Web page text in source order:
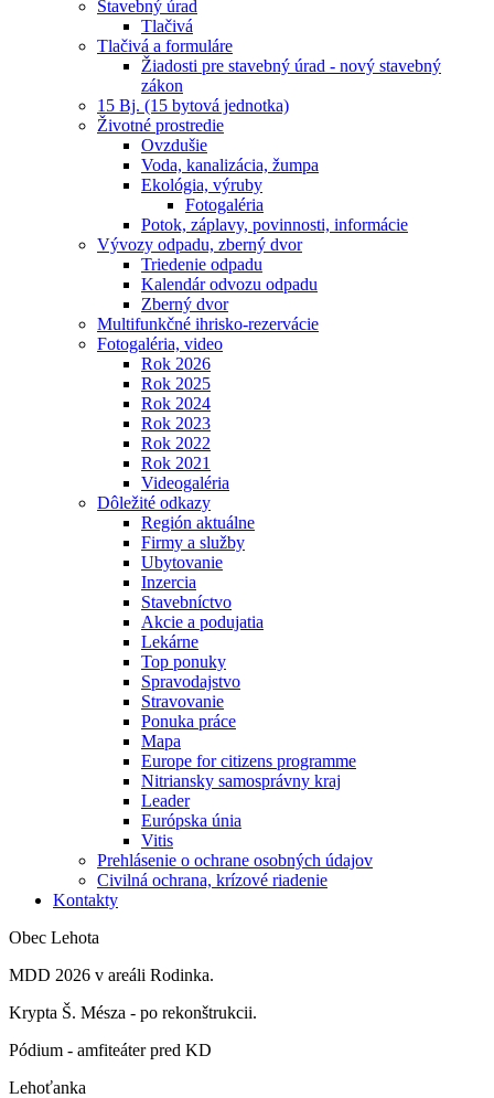
Stavebný úrad
Tlačivá
Tlačivá a formuláre
Žiadosti pre stavebný úrad - nový stavebný
zákon
15 Bj. (15 bytová jednotka)
Životné prostredie
Ovzdušie
Voda, kanalizácia, žumpa
Ekológia, výruby
Fotogaléria
Potok, záplavy, povinnosti, informácie
Vývozy odpadu, zberný dvor
Triedenie odpadu
Kalendár odvozu odpadu
Zberný dvor
Multifunkčné ihrisko-rezervácie
Fotogaléria, video
Rok 2026
Rok 2025
Rok 2024
Rok 2023
Rok 2022
Rok 2021
Videogaléria
Dôležité odkazy
Región aktuálne
Firmy a služby
Ubytovanie
Inzercia
Stavebníctvo
Akcie a podujatia
Lekárne
Top ponuky
Spravodajstvo
Stravovanie
Ponuka práce
Mapa
Europe for citizens programme
Nitriansky samosprávny kraj
Leader
Európska únia
Vitis
Prehlásenie o ochrane osobných údajov
Civilná ochrana, krízové riadenie
Kontakty
Obec Lehota
MDD 2026 v areáli Rodinka.
Krypta Š. Mésza - po rekonštrukcii.
Pódium - amfiteáter pred KD
Lehoťanka